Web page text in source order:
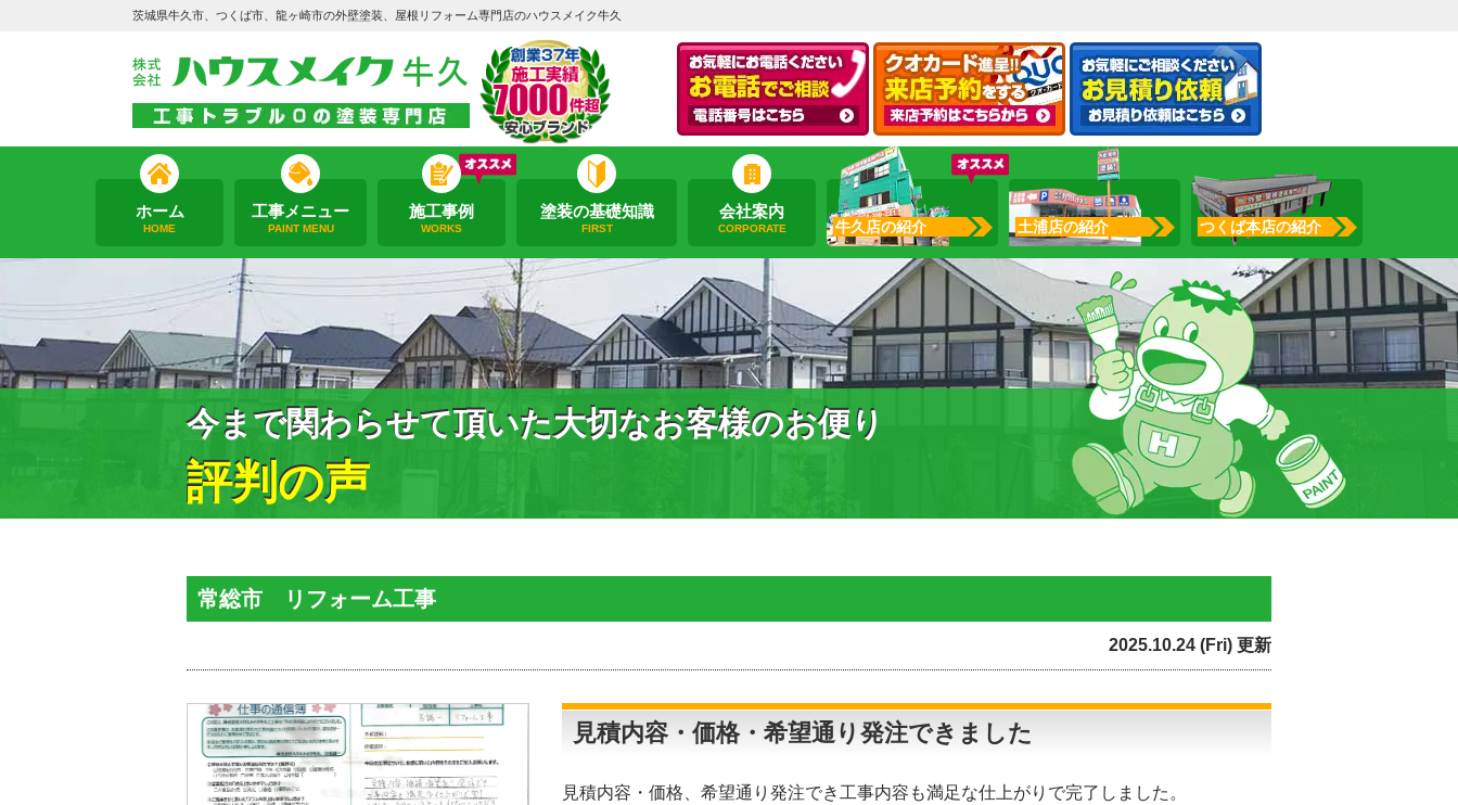
茨城県牛久市、つくば市、龍ヶ崎市の外壁塗装、屋根リフォーム専門店のハウスメイク牛久
ホーム
HOME
工事メニュー
PAINT MENU
施工事例
WORKS
塗装の基礎知識
FIRST
会社案内
CORPORATE 牛久店の紹介 土浦店の紹介 つくば本店の紹介
今まで関わらせて頂いた大切なお客様のお便り
評判の声
常総市 リフォーム工事
2025.10.24 (Fri) 更新
見積内容・価格・希望通り発注できました
見積内容・価格、希望通り発注でき工事内容も満足な仕上がりで完了しました。